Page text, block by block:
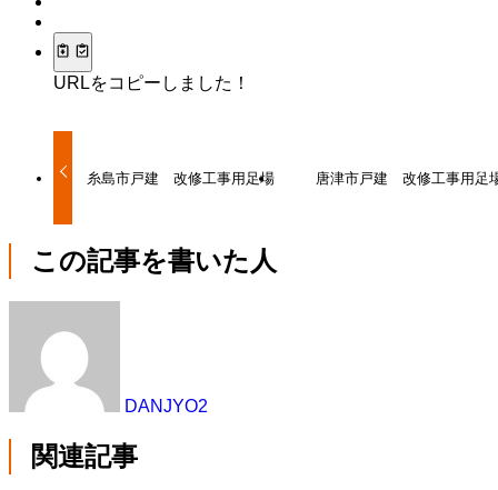
URLをコピーしました！
糸島市戸建 改修工事用足場 唐津市戸建 改修工事用足
この記事を書いた人
DANJYO2
関連記事